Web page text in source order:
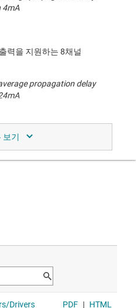
4mA
력을 지원하는 8채널
propagation delay
능.
propagation delay